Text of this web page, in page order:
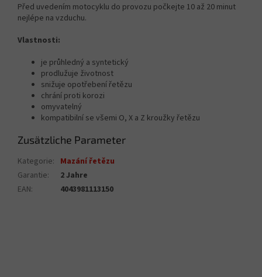
Před uvedením motocyklu do provozu počkejte 10 až 20 minut
nejlépe na vzduchu.
Vlastnosti:
je průhledný a syntetický
prodlužuje životnost
snižuje opotřebení řetězu
chrání proti korozi
omyvatelný
kompatibilní se všemi O, X a Z kroužky řetězu
Zusätzliche Parameter
Kategorie: Mazání řetězu
Garantie:
2 Jahre
EAN: 4043981113150